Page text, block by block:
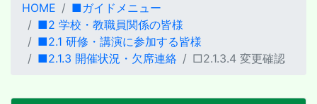
HOME
■ガイドメニュー
■2 学校・教職員関係の皆様
■2.1 研修・講演に参加する皆様
■2.1.3 開催状況・欠席連絡
□2.1.3.4 変更確認